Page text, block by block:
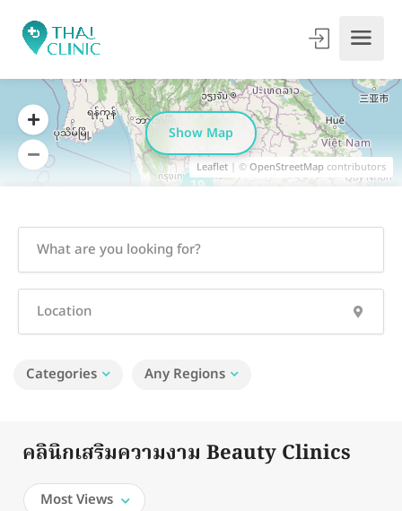
Categories Any Regions
คลินิกเสริมความงาม Beauty Clinics
Most Views
19
Leaflet | ©OpenStreetMap contributors
Show Map